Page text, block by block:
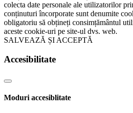
colecta date personale ale utilizatorilor
conținuturi încorporate sunt denumite
obligatoriu să obțineți consimțământul
aceste cookie-uri pe site-ul dvs. web.
SALVEAZĂ ȘI ACCEPTĂ
Accesibilitate
Moduri accesiblitate